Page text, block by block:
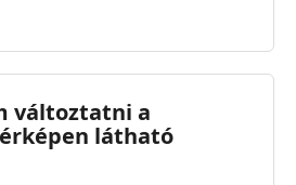
változtatni a
látható